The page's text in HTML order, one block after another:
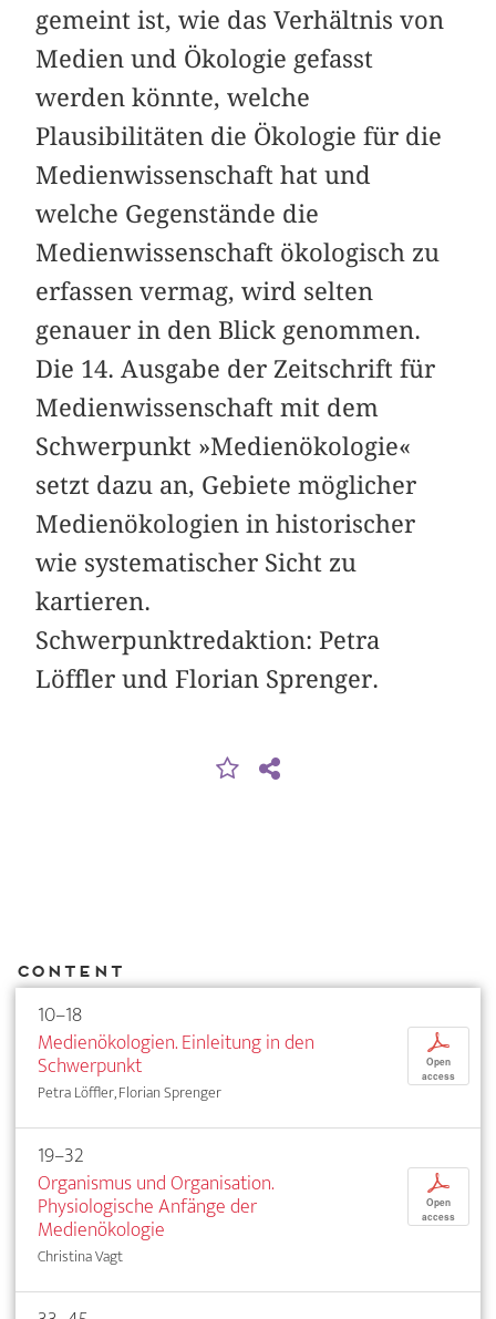
gemeint ist, wie das Verhältnis von
Medien und Ökologie gefasst
werden könnte, welche
Plausibilitäten die Ökologie für die
Medienwissenschaft hat und
welche Gegenstände die
Medienwissenschaft ökologisch zu
erfassen vermag, wird selten
genauer in den Blick genommen.
Die 14. Ausgabe der Zeitschrift für
Medienwissenschaft mit dem
Schwerpunkt »Medienökologie«
setzt dazu an, Gebiete möglicher
Medienökologien in historischer
wie systematischer Sicht zu
kartieren.
Schwerpunktredaktion: Petra
Löffler und Florian Sprenger.
Content
10–18
Medienökologien. Einleitung in den
Schwerpunkt
Petra Löffler, Florian Sprenger
p
Open
access
19–32
Organismus und Organisation.
Physiologische Anfänge der
Medienökologie
Christina Vagt
p
Open
access